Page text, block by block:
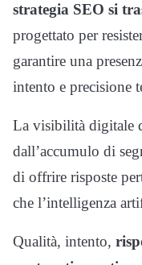
strategia SEO si
progettato per
garantire una
intento e precisione
La visibilità digitale
dall’accumulo di
di offrire risposte
che l’intelligenza
Qualità, intento,